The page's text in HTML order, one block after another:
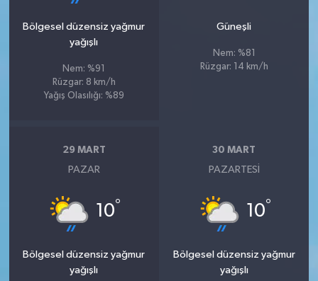
Bölgesel düzensiz yağmur
yağışlı
Nem: %91
Rüzgar: 8 km/h
Yağış Olasılığı: %89
Güneşli
Nem: %81
Rüzgar: 14 km/h
29 MART
PAZAR
10°
Bölgesel düzensiz yağmur
yağışlı
30 MART
PAZARTESI
10°
Bölgesel düzensiz yağmur
yağışlı